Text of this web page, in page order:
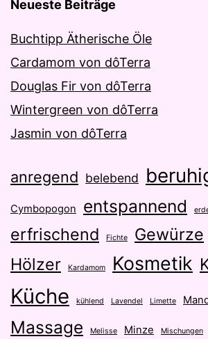
Neueste Beiträge
Buchtipp Ätherische Öle
Cardamom von dôTerra
Douglas Fir von dôTerra
Wintergreen von dôTerra
Jasmin von dôTerra
anregend belebend
Cymbopogon entspannend
erfrischend Fichte Gewürze
Hölzer Kardamom Kosmetik
Küche kühlend Lavendel Limette
Massage Melisse Minze Mischungen